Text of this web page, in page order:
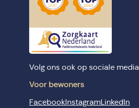
Volg ons ook op sociale media
Voor bewoners
Facebook Instagram LinkedIn